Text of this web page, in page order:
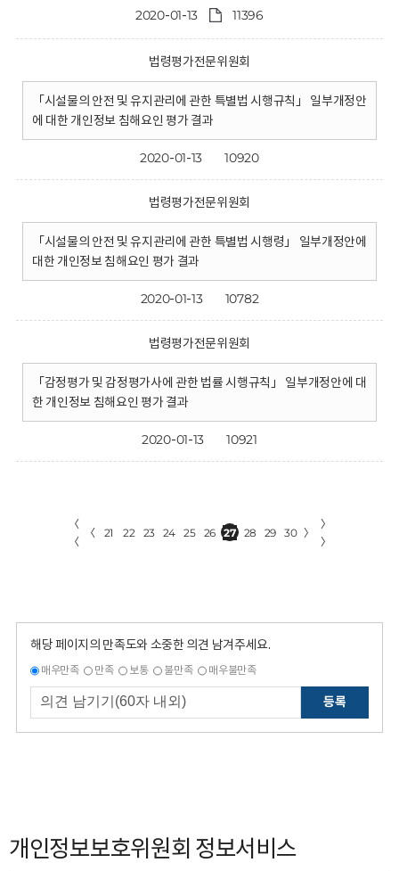
2020-01-13 11396
법령평가전문위원회
「시설물의 안전 및 유지관리에 관한 특별법 시행규칙」 일부개정안
에 대한 개인정보 침해요인 평가 결과
2020-01-13 10920
법령평가전문위원회
「시설물의 안전 및 유지관리에 관한 특별법 시행령」 일부개정안에
대한 개인정보 침해요인 평가 결과
2020-01-13 10782
법령평가전문위원회
「감정평가 및 감정평가사에 관한 법률 시행규칙」 일부개정안에 대
한 개인정보 침해요인 평가 결과
2020-01-13 10921
〈
〈
〈 21 22 23 24 25 26 27 28 29 30 〉
〉
〉
해당 페이지의 만족도와 소중한 의견 남겨주세요.
매우만족 만족 보통 불만족 매우불만족
등록
개인정보보호위원회 정보서비스